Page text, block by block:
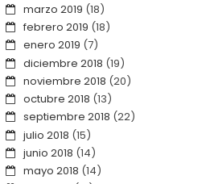
marzo 2019 (18)
febrero 2019 (18)
enero 2019 (7)
diciembre 2018 (19)
noviembre 2018 (20)
octubre 2018 (13)
septiembre 2018 (22)
julio 2018 (15)
junio 2018 (14)
mayo 2018 (14)